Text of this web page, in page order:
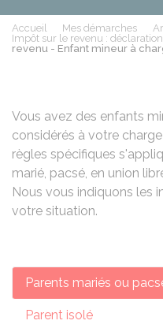
Accueil Mes démarches
Impôt sur le revenu :
revenu - Enfant mineur à
Vous avez des enfants
considérés à votre
règles spécifiques
marié, pacsé, en union
Nous vous indiquons les
votre situation.
Parents mariés ou
Parent isolé